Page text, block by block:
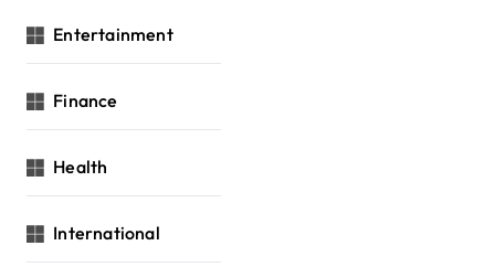
Entertainment
Finance
Health
International